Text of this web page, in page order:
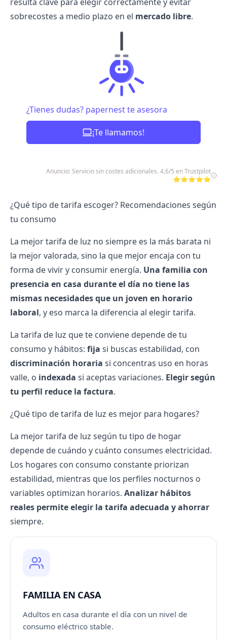
sobrecostes a medio plazo en el mercado libre.
¿Tienes dudas? papernest te asesora
¡Te llamamos!
Anuncio: Servicio sin costes adicionales. 4,6/5 en Trustpilot
⭐⭐⭐⭐⭐
¿Qué tipo de tarifa escoger? Recomendaciones según
tu consumo
La mejor tarifa de luz no siempre es la más barata ni
la mejor valorada, sino la que mejor encaja con tu
forma de vivir y consumir energía. Una familia con
presencia en casa durante el día no tiene las
mismas necesidades que un joven en horario
laboral, y eso marca la diferencia al elegir tarifa.
La tarifa de luz que te conviene depende de tu
consumo y hábitos: fija si buscas estabilidad, con
discriminación horaria si concentras uso en horas
valle, o indexada si aceptas variaciones. Elegir según
tu perfil reduce la factura.
¿Qué tipo de tarifa de luz es mejor para hogares?
La mejor tarifa de luz según tu tipo de hogar
depende de cuándo y cuánto consumes electricidad.
Los hogares con consumo constante priorizan
estabilidad, mientras que los perfiles nocturnos o
variables optimizan horarios. Analizar hábitos
reales permite elegir la tarifa adecuada y ahorrar
siempre.
FAMILIA EN CASA
Adultos en casa durante el día con un nivel de
consumo eléctrico stable.